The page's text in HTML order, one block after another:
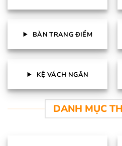
BÀN TRANG ĐIỂM
KỆ VÁCH NGĂN
DANH MỤC